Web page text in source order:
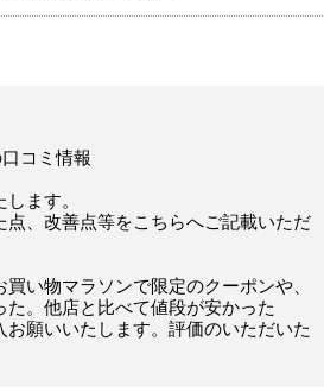
コミ情報
ます。
、改善点等をこちらへご記載いただ
い物マラソンで限定のクーポンや、
。他店と比べて値段が安かった
願いいたします。評価のいただいた